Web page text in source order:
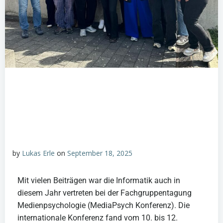
by Lukas Erle on September 18, 2025
Mit vielen Beiträgen war die Informatik auch in
diesem Jahr vertreten bei der Fachgruppentagung
Medienpsychologie (MediaPsych Konferenz). Die
internationale Konferenz fand vom 10. bis 12.